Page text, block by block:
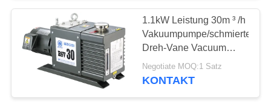
Vakuumpumpesystem
4
1.1kW Leistung 30m ³ /h
Vakuumpumpe/schmierte
Dreh-Vane Vacuum
Pump, Öldrehschaufel-
Vakuumpumpe
Negotiate MOQ:1 Satz
KONTAKT